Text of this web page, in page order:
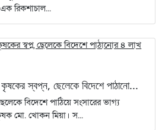
রিকশাচাল...
স্বপ্ন, ছেলেকে বিদেশে পাঠানো...
বিদেশে পাঠিয়ে সংসারের ভাগ্য
মো. খোকন মিয়া। স...